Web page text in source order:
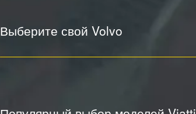
Выберите свой Volvo